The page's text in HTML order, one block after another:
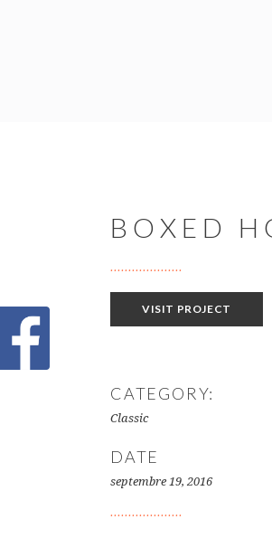
BOXED
VISIT PROJECT
CATEGORY:
Classic
DATE
septembre 19, 2016